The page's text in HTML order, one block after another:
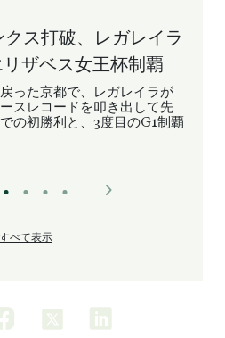
クス打破、レガレイラ
ザベス女王杯制覇
った京都で、レガレイラが
スレコードを叩き出して先
の初勝利と、3度目のG1制覇
すべて表示